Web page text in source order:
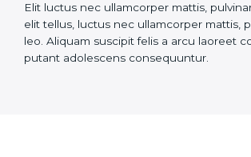
Elit luctus nec ullamcorper mattis,
elit tellus, luctus nec ullamcorper mattis,
leo. Aliquam suscipit felis a arcu laoreet
putant adolescens consequuntur.